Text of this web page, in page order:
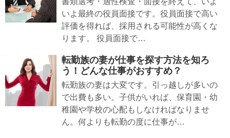
いよ最終の役員面接です。役員面接で高い
評価を得れば、採用される可能性が高くな
ります。 役員面接で…
転勤族の妻が仕事を探す方法を知ろ
う！どんな仕事がおすすめ？
転勤族の妻は大変です。引っ越しが多いの
で出費も多い。子供がいれば、保育園・幼
稚園や学校の心配もしなければなりませ
ん。何よりも転勤の度に仕事が…